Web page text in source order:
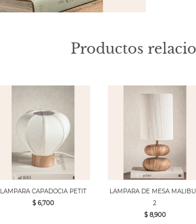
Productos
LAMPARA CAPADOCIA PETIT
$ 6,700
LAMPARA DE MESA
2
$ 8,900